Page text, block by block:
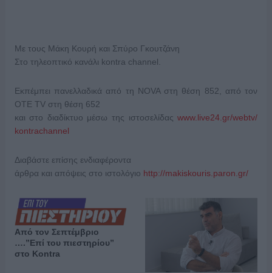
Με τους Μάκη Κουρή και Σπύρο Γκουτζάνη
Στο τηλεοπτικό κανάλι kontra channel.
Εκπέμπει πανελλαδικά από τη NOVA στη θέση 852, από τον
OTE TV στη θέση 652
και στο διαδίκτυο μέσω της ιστοσελίδαςwww.live24.gr/webtv/
kontrachannel
Διαβάστε επίσης ενδιαφέροντα
άρθρα και απόψεις στο ιστολόγιο http://makiskouris.paron.gr/
Από τον Σεπτέμβριο
….”Επί του πιεστηρίου”
στο Kontra